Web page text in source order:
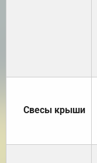
Свесы крыши